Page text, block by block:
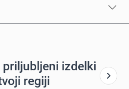
priljubljeni izdelki
regiji